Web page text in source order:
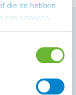
die ze hebben
hun services.
Op
vragen.
ons gerust.